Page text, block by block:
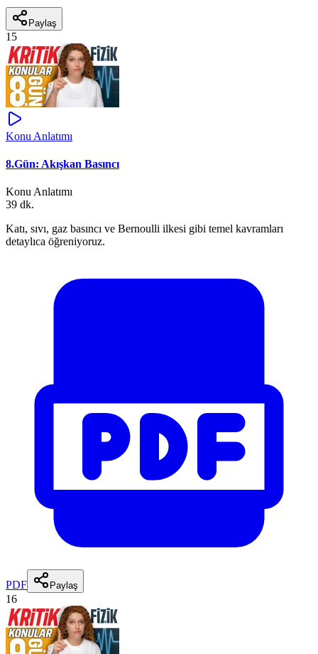
Paylaş
15
Konu Anlatımı
8.Gün: Akışkan Basıncı
Konu Anlatımı
39 dk.
Katı, sıvı, gaz basıncı ve Bernoulli ilkesi gibi temel kavramları
detaylıca öğreniyoruz.
PDF Paylaş
16